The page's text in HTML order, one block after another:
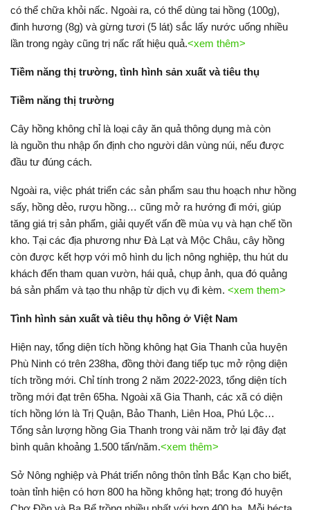
có thể chữa khỏi nấc. Ngoài ra, có thể dùng tai hồng (100g),
đinh hương (8g) và gừng tươi (5 lát) sắc lấy nước uống nhiều
lần trong ngày cũng trị nấc rất hiệu quả.<xem thêm>
Tiềm năng thị trường, tình hình sản xuất và tiêu thụ
Tiềm năng thị trường
Cây hồng không chỉ là loại cây ăn quả thông dụng mà còn
là nguồn thu nhập ổn định cho người dân vùng núi, nếu được
đầu tư đúng cách.
Ngoài ra, việc phát triển các sản phẩm sau thu hoạch như hồng
sấy, hồng dẻo, rượu hồng… cũng mở ra hướng đi mới, giúp
tăng giá trị sản phẩm, giải quyết vấn đề mùa vụ và hạn chế tồn
kho. Tại các địa phương như Đà Lạt và Mộc Châu, cây hồng
còn được kết hợp với mô hình du lịch nông nghiệp, thu hút du
khách đến tham quan vườn, hái quả, chụp ảnh, qua đó quảng
bá sản phẩm và tạo thu nhập từ dịch vụ đi kèm. <xem them>
Tình hình sản xuất và tiêu thụ hồng ở Việt Nam
Hiện nay, tổng diện tích hồng không hạt Gia Thanh của huyện
Phù Ninh có trên 238ha, đồng thời đang tiếp tục mở rộng diện
tích trồng mới. Chỉ tính trong 2 năm 2022-2023, tổng diện tích
trồng mới đạt trên 65ha. Ngoài xã Gia Thanh, các xã có diện
tích hồng lớn là Trị Quận, Bảo Thanh, Liên Hoa, Phú Lộc…
Tổng sản lượng hồng Gia Thanh trong vài năm trở lại đây đạt
bình quân khoảng 1.500 tấn/năm.<xem thêm>
Sở Nông nghiệp và Phát triển nông thôn tỉnh Bắc Kạn cho biết,
toàn tỉnh hiện có hơn 800 ha hồng không hạt; trong đó huyện